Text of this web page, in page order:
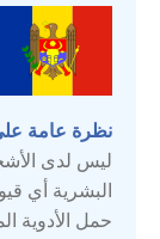
نظرة عامة
ليس لدى
البشرية أي
حمل الأدوية
ألمانيا
أوزبكستان
إسبانيا